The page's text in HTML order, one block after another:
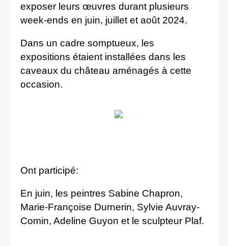
exposer leurs œuvres durant plusieurs
week-ends en juin, juillet et août 2024.
Dans un cadre somptueux, les
expositions étaient installées dans les
caveaux du château aménagés à cette
occasion.
Ont participé:
En juin, les peintres Sabine Chapron,
Marie-Françoise Durnerin, Sylvie Auvray-
Comin, Adeline Guyon et le sculpteur Plaf.